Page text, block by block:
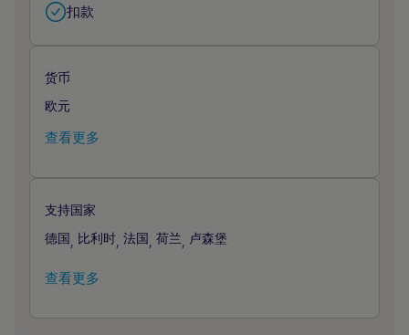
扣款
货币
欧元
查看更多
支持国家
德国, 比利时, 法国, 荷兰, 卢森堡
查看更多